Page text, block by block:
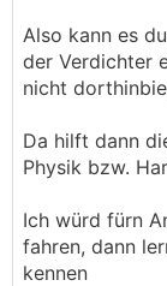
Also kann es
der Verdichter
nicht
Da hilft dann
Physik bzw.
Ich würd fürn
fahren, dann
kennen